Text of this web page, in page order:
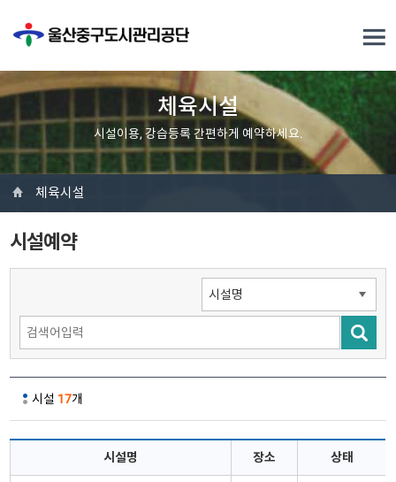
체육시설
시설이용, 강습등록 간편하게 예약하세요.
체육시설
시설예약
시설 17개
시설명 장소 상태